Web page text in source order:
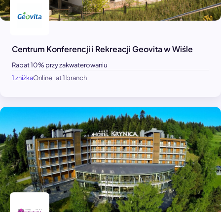
Centrum Konferencji i Rekreacji Geovita w Wiśle
Rabat 10% przy zakwaterowaniu
1 zniżkaOnline i at 1 branch